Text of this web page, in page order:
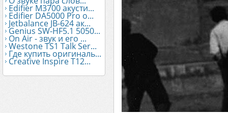
Edifier М3700 акусти...
Edifier DA5000 Pro о...
Jetbalance JB-624 ак...
Genius SW-HF5.1 5050...
On Air - звук и его ...
Westone TS1 Talk Ser...
Где купить оригиналь...
Creative Inspire T12...